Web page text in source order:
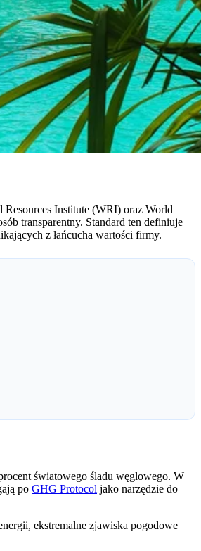
Resources Institute (WRI) oraz World
transparentny. Standard ten definiuje
z łańcucha wartości firmy.
światowego śladu węglowego. W
po GHG Protocol jako narzędzie do
ekstremalne zjawiska pogodowe